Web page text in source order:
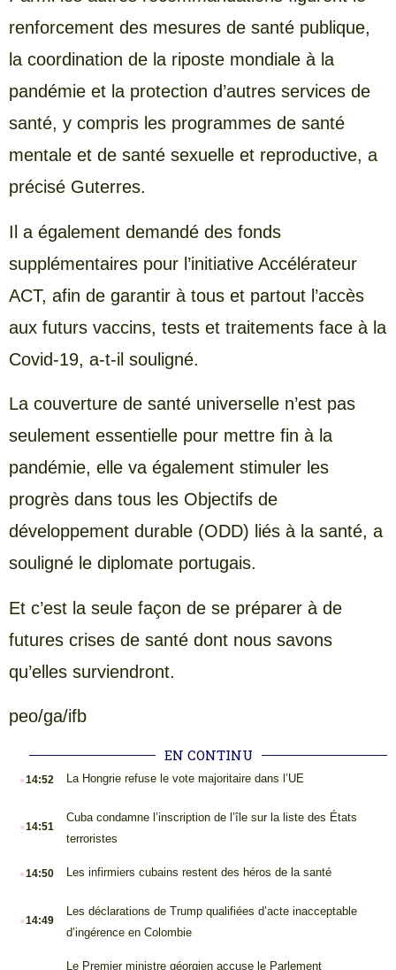
renforcement des mesures de santé publique,
la coordination de la riposte mondiale à la
pandémie et la protection d’autres services de
santé, y compris les programmes de santé
mentale et de santé sexuelle et reproductive, a
précisé Guterres.
Il a également demandé des fonds
supplémentaires pour l’initiative Accélérateur
ACT, afin de garantir à tous et partout l’accès
aux futurs vaccins, tests et traitements face à la
Covid-19, a-t-il souligné.
La couverture de santé universelle n’est pas
seulement essentielle pour mettre fin à la
pandémie, elle va également stimuler les
progrès dans tous les Objectifs de
développement durable (ODD) liés à la santé, a
souligné le diplomate portugais.
Et c’est la seule façon de se préparer à de
futures crises de santé dont nous savons
qu’elles surviendront.
peo/ga/ifb
EN CONTINU
.14:52 La Hongrie refuse le vote majoritaire dans l’UE
.14:51
Cuba condamne l’inscription de l’île sur la liste des États
terroristes
.14:50 Les infirmiers cubains restent des héros de la santé
.14:49
Les déclarations de Trump qualifiées d’acte inacceptable
d’ingérence en Colombie
Le Premier ministre géorgien accuse le Parlement